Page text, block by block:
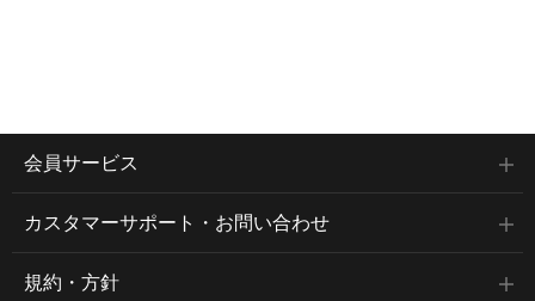
会員サービス
カスタマーサポート・お問い合わせ
規約・方針